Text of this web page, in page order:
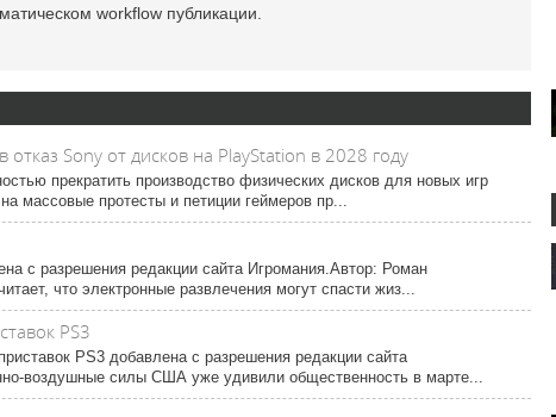
workflow публикации.
Sony от дисков на PlayStation в 2028 году
прекратить производство физических дисков для новых игр
массовые протесты и петиции геймеров пр...
с разрешения редакции сайта Игромания.Автор: Роман
что электронные развлечения могут спасти жиз...
PS3
PS3 добавлена с разрешения редакции сайта
воздушные силы США уже удивили общественность в марте...